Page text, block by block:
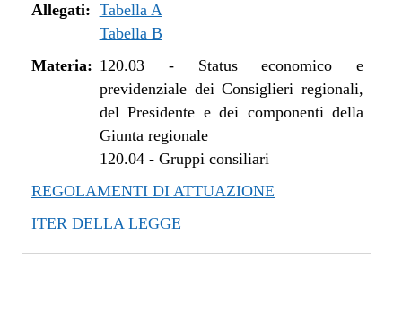
Allegati: Tabella A
Tabella B
Materia: 120.03- Status economico e
previdenziale dei Consiglieri regionali,
del Presidente e dei componenti della
Giunta regionale
120.04- Gruppi consiliari
REGOLAMENTI DI ATTUAZIONE
ITER DELLA LEGGE